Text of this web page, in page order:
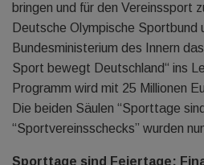
bringen und für den Vereinssport
Deutsche Olympische Sportbund
Bundesministerium des Innern
Sport bewegt Deutschland“ ins
Programm wird mit 25 Millionen
Die beiden Säulen “Sporttage
“Sportvereinsschecks” wurden
Sporttage sind Feiertage: